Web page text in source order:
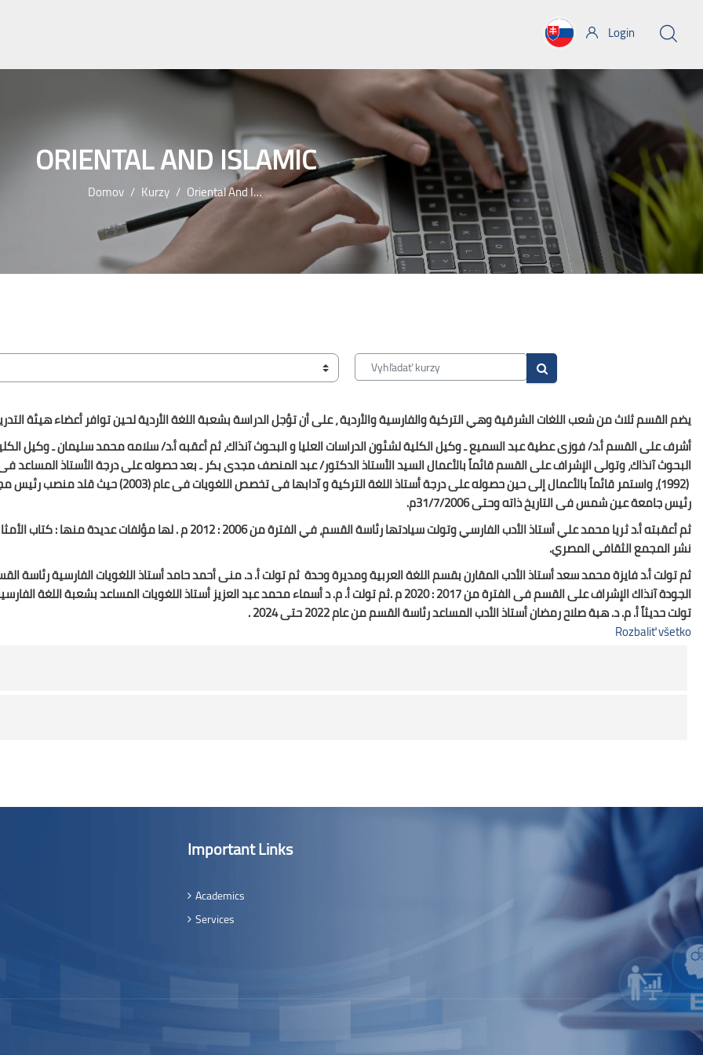
Login
ORIENTAL AND ISLAMIC
Domov Kurzy Oriental And Islamic
Vyhľadať kurzy
Vyhľadať kurzy
يضم القسم ثلاث من شعب اللغات الشرقية وهي التركية والفارسية والأردية ، على أن تؤجل الدراسة بشعبة اللغة الأردية لحين توافر أعضاء هيئة
أشرف على القسم أ.د/ فوزى عطية عبد السميع ـ وكيل الكلية لشئون الدراسات العليا و البحوث آنذاك، ثم أعقبه أ.د/ سلامه محمد سليمان ـ وكيل
البحوث آنذاك، وتولى الإشراف على القسم قائماً بالأعمال السيد الأستاذ الدكتور/ عبد المنصف مجدى بكر ـ بعد حصوله على درجة الأستاذ المساعد
(1992)، واستمر قائماً بالأعمال إلى حين حصوله على درجة أستاذ اللغة
رئيس جامعة عين شمس فى التاريخ ذاته وحتى 31/7/2006م.
نشر المجمع الثقافي المصري.
ثم تولت أ. د. منى أحمد حامد أستاذ اللغويات الفارسية رئاسة القسم فى الفترة من 2012: 2017 م ثم تولت أ.د فايزة محمد سعد أستاذ الأدب المقارن بقسم اللغة العربية ومديرة وحدة
تولت حديثاً أ. م. د. هبة صلاح رمضان أستاذ الأدب المساعد رئاسة القسم من عام 2022 حتى 2024 .
Rozbaliť všetko
Important Links
Academics
Services